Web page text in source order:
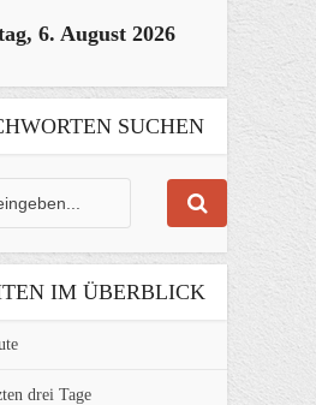
6. August 2026
SUCHEN
IM ÜBERBLICK
drei Tage